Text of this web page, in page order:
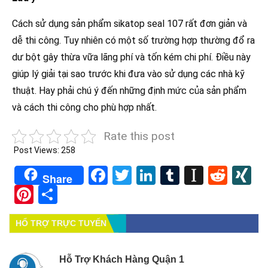
Cách sử dụng sản phẩm sikatop seal 107 rất đơn giản và
dễ thi công. Tuy nhiên có một số trường hợp thường đổ ra
dư bột gây thừa vữa lãng phí và tốn kém chi phí. Điều này
giúp lý giải tại sao trước khi đưa vào sử dụng các nhà kỹ
thuật. Hay phải chú ý đến những định mức của sản phẩm
và cách thi công cho phù hợp nhất.
Rate this post
Post Views: 258
Share Facebook
TwitterLinkedIn
Tumblr
Pinterest
HỔ TRỢ TRỰC TUYẾN
Hỗ Trợ Khách Hàng Quận 1